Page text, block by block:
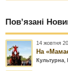
Пов’язані
14 жовтня
На
Культурна ,